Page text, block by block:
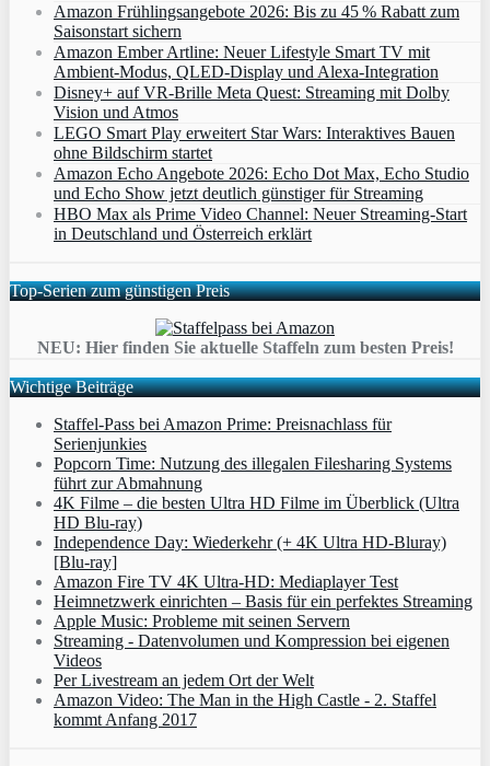
Amazon Frühlingsangebote 2026: Bis zu 45 % Rabatt zum
Saisonstart sichern
Amazon Ember Artline: Neuer Lifestyle Smart TV mit
Ambient‑Modus, QLED‑Display und Alexa‑Integration
Disney+ auf VR-Brille Meta Quest: Streaming mit Dolby
Vision und Atmos
LEGO Smart Play erweitert Star Wars: Interaktives Bauen
ohne Bildschirm startet
Amazon Echo Angebote 2026: Echo Dot Max, Echo Studio
und Echo Show jetzt deutlich günstiger für Streaming
HBO Max als Prime Video Channel: Neuer Streaming‑Start
in Deutschland und Österreich erklärt
Top-Serien zum günstigen Preis
NEU: Hier finden Sie aktuelle Staffeln zum besten Preis!
Wichtige Beiträge
Staffel-Pass bei Amazon Prime: Preisnachlass für
Serienjunkies
Popcorn Time: Nutzung des illegalen Filesharing Systems
führt zur Abmahnung
4K Filme – die besten Ultra HD Filme im Überblick (Ultra
HD Blu-ray)
Independence Day: Wiederkehr (+ 4K Ultra HD-Bluray)
[Blu-ray]
Amazon Fire TV 4K Ultra-HD: Mediaplayer Test
Heimnetzwerk einrichten – Basis für ein perfektes Streaming
Apple Music: Probleme mit seinen Servern
Streaming - Datenvolumen und Kompression bei eigenen
Videos
Per Livestream an jedem Ort der Welt
Amazon Video: The Man in the High Castle - 2. Staffel
kommt Anfang 2017